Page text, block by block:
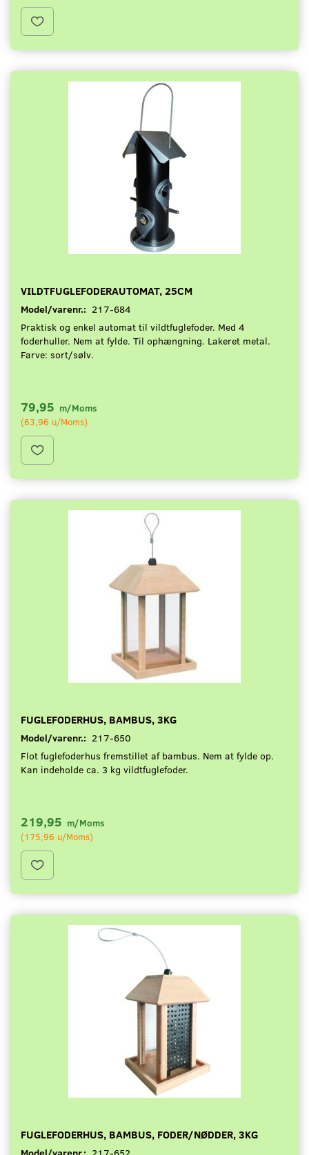
VILDTFUGLEFODERAUTOMAT, 25CM
Model/varenr.: 217-684
Praktisk og enkel automat til vildtfuglefoder. Med 4
foderhuller. Nem at fylde. Til ophængning. Lakeret metal.
Farve: sort/sølv.
79,95 m/Moms
(63,96 u/Moms)
FUGLEFODERHUS, BAMBUS, 3KG
Model/varenr.: 217-650
Flot fuglefoderhus fremstillet af bambus. Nem at fylde op.
Kan indeholde ca. 3 kg vildtfuglefoder.
219,95 m/Moms
(175,96 u/Moms)
FUGLEFODERHUS, BAMBUS, FODER/NØDDER, 3KG